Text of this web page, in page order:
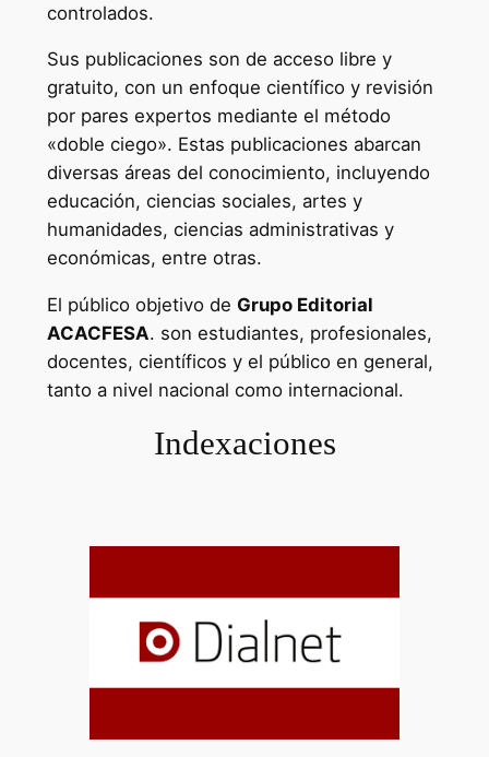
controlados.
Sus publicaciones son de acceso libre y
gratuito, con un enfoque científico y revisión
por pares expertos mediante el método
«doble ciego». Estas publicaciones abarcan
diversas áreas del conocimiento, incluyendo
educación, ciencias sociales, artes y
humanidades, ciencias administrativas y
económicas, entre otras.
El público objetivo de Grupo Editorial
ACACFESA. son estudiantes, profesionales,
docentes, científicos y el público en general,
tanto a nivel nacional como internacional.
Indexaciones